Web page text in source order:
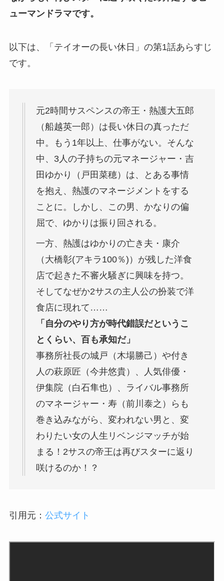
ューマンドラマです。
以下は、「テイオーの長い休日」の第1話あらすじ
です。
元2時間サスペンスの帝王・熱護大五郎
（船越英一郎）は長い休日の真っただ
中。もう1年以上、仕事がない。そんな
中、3人の子持ちの元マネージャー・吉
田ゆかり（戸田菜穂）は、とある事情
を抱え、熱護のマネージメントをする
ことに。しかし、この男、かなりの偏
屈で、ゆかりは振り回される。
一方、熱護はゆかりの亡き夫・康介
（大橋彰(アキラ100％)）が残した洋食
店で起きた不審火騒ぎに興味を持つ。
そしてなぜか2サスの主人公の扮装で洋
食店に現れて……
「自分のやり方が時代錯誤だというこ
とくらい、百も承知だ」
事務所社長の城戸（木場勝己）や付き
人の萩原匠（今井悠貴）、人気俳優・
伊集院（白石隼也）、ライバル事務所
のマネージャー・寿（前川泰之）らも
巻き込みながら、変われない男と、変
わりたい女の人生リベンジマッチが始
まる！2サスの帝王は再びスターに返り
咲けるのか！？
引用元： 公式サイト